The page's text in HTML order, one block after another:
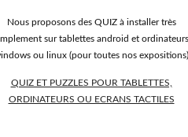
Nous proposons des QUIZ à installer très
sur tablettes android et ordinateurs
ou linux (pour toutes nos expositions)
QUIZ ET PUZZLES POUR TABLETTES,
ORDINATEURS OU ECRANS TACTILES